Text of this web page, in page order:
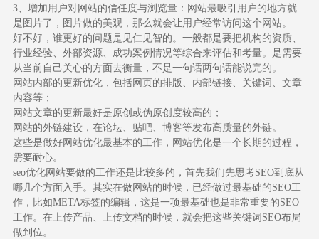
3、增加用户对网站的信任度与浏览量：网站最吸引用户的地方就
是图片了，图片做的美观，那么就会让用户经常访问这个网站。
好不好，谁更好的问题是见仁见智的。一般都是要把机构的资质、
行业经验、外部资源、成功案例情况等综合来评估和考量。是需要
从当前自己关心的方面去衡量，不是一句话两句话能说完的。
网站内部的更新优化，包括网页的排版、内部链接、关键词、文章
内容等；
网站文章的更新最好是原创或伪原创度较高的；
网站的外链建设，在论坛、贴吧、博客等发布高质量的外链。
这些是做好网站优化最基本的工作，网站优化是一个长期的过程，
需要耐心。
seo优化网站要做的工作还是比较多的，首先我们先思考SEO到底从
哪几个方面入手。其实在做网站的时候，已经做过最基础的SEO工
作，比如META标签的编辑，这是一项最基础也是非常重要的SEO
工作。在上传产品、上传文档的时候，就会把这些关键词SEO布局
做到位。